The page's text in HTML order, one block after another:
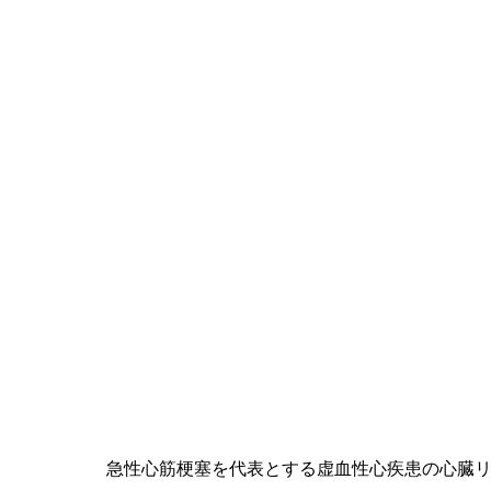
急性心筋梗塞を代表とする虚血性心疾患の心臓